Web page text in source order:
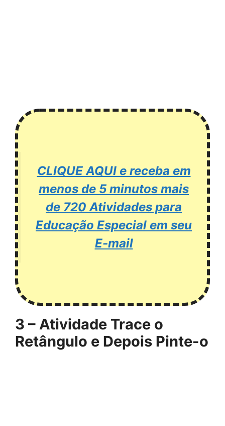
CLIQUE AQUI e receba em
menos de 5 minutos mais
de 720 Atividades para
Educação Especial em seu
E-mail
3 – Atividade Trace o
Retângulo e Depois Pinte-o